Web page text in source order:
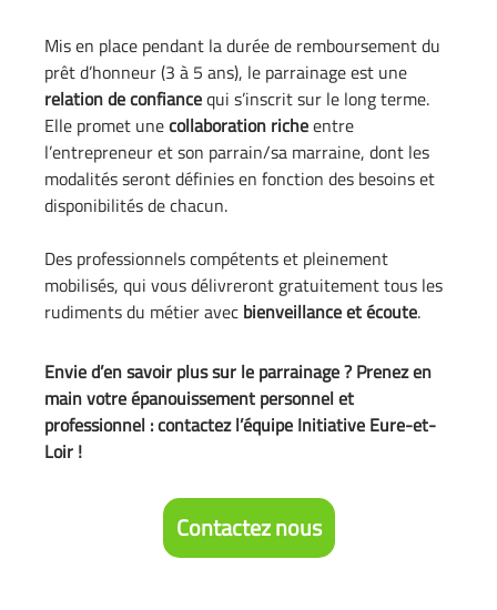
Mis en place pendant la durée de remboursement du
prêt d’honneur (3 à 5 ans), le parrainage est une
relation de confiancequi s’inscrit sur le long terme.
Elle promet unecollaboration richeentre
l’entrepreneur et son parrain/sa marraine, dont les
modalités seront définies en fonction des besoins et
disponibilités de chacun.
Des professionnels compétents et pleinement
mobilisés, qui vous délivreront gratuitement tous les
rudiments du métier avec bienveillance et écoute.
Envie d’en savoir plus sur le parrainage ? Prenez en
main votre épanouissement personnel et
professionnel : contactez l’équipe Initiative Eure-et-
Loir !
Contactez nous